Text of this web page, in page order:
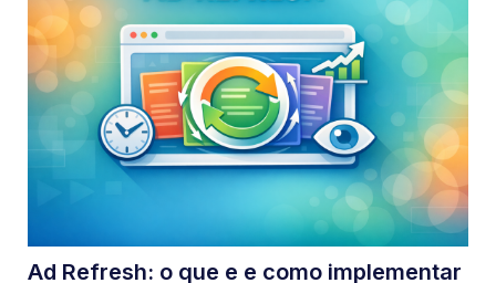
Ad Refresh: o que e e como implementar